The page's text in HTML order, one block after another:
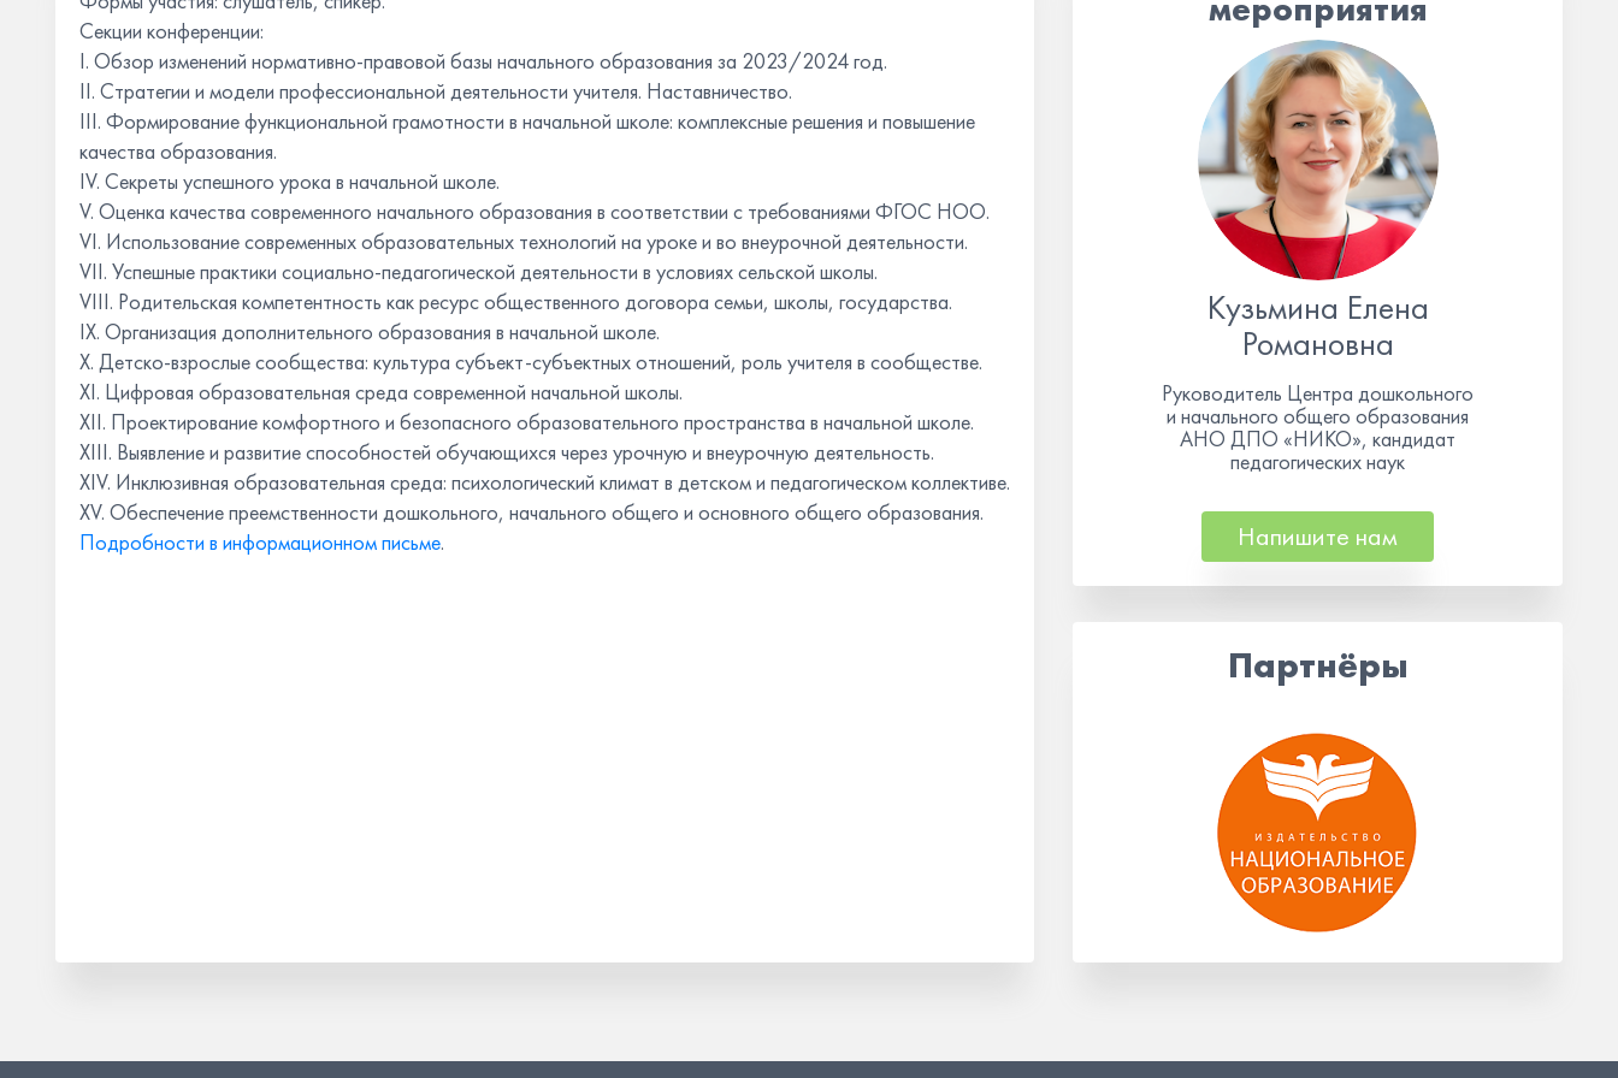
Секции конференции:
I. Обзор изменений нормативно-правовой базы начального образования за 2023/2024 год.
II. Стратегии и модели профессиональной деятельности учителя. Наставничество.
III. Формирование функциональной грамотности в начальной школе: комплексные решения и повышение
качества образования.
IV. Секреты успешного урока в начальной школе.
V. Оценка качества современного начального образования в соответствии с требованиями ФГОС НОО.
VI. Использование современных образовательных технологий на уроке и во внеурочной деятельности.
VII. Успешные практики социально-педагогической деятельности в условиях сельской школы.
VIII. Родительская компетентность как ресурс общественного договора семьи, школы, государства.
IХ. Организация дополнительного образования в начальной школе.
Х. Детско-взрослые сообщества: культура субъект-субъектных отношений, роль учителя в сообществе.
ХI. Цифровая образовательная среда современной начальной школы.
ХII. Проектирование комфортного и безопасного образовательного пространства в начальной школе.
ХIII. Выявление и развитие способностей обучающихся через урочную и внеурочную деятельность.
ХIV. Инклюзивная образовательная среда: психологический климат в детском и педагогическом коллективе.
ХV. Обеспечение преемственности дошкольного, начального общего и основного общего образования.
Подробности в информационном письме.
мероприятия
Кузьмина Елена
Романовна
Руководитель Центра дошкольного
и начального общего образования
АНО ДПО «НИКО», кандидат
педагогических наук
Напишите нам
Партнёры